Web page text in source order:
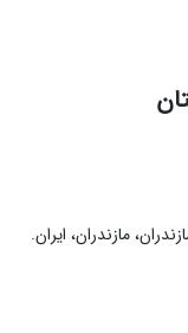
مازندران، ایران.